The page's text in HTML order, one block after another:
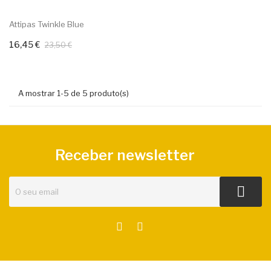
Attipas Twinkle Blue
16,45 € 23,50 €
Adicionar ao carrinho
A mostrar 1-5 de 5 produto(s)
Receber newsletter